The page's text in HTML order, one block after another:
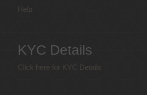
Help
KYC Details
Click here for KYC Details